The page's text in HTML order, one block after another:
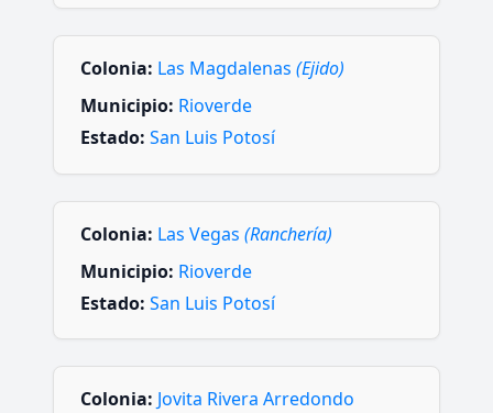
Colonia: Las Magdalenas (Ejido)
Municipio: Rioverde
Estado: San Luis Potosí
Colonia: Las Vegas (Ranchería)
Municipio: Rioverde
Estado: San Luis Potosí
Colonia: Jovita Rivera Arredondo